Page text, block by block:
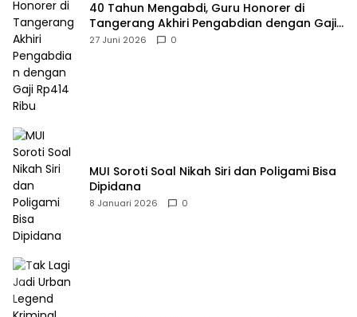
40 Tahun Mengabdi, Guru Honorer di
Tangerang Akhiri Pengabdian dengan Gaji
Rp414 Ribu
27 Juni 2026 0
MUI Soroti Soal Nikah Siri dan Poligami Bisa
Dipidana
8 Januari 2026 0